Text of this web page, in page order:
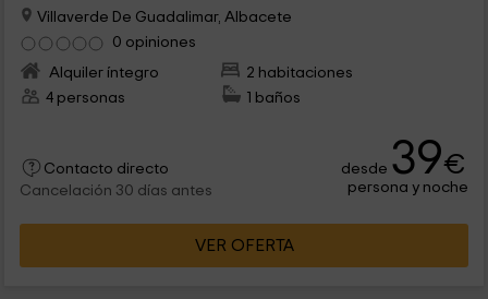
Villaverde De Guadalimar, Albacete
0 opiniones
Alquiler íntegro
2 habitaciones
4 personas
1 baños
Contacto directo
Cancelación 30 días antes
desde 39€
persona y noche
VER OFERTA